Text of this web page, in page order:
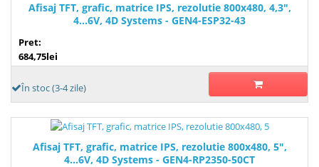
Afisaj TFT, grafic, matrice IPS, rezolutie 800x480, 4,3",
4...6V, 4D Systems - GEN4-ESP32-43
Pret:
684,75lei
În stoc (3-4 zile)
Afisaj TFT, grafic, matrice IPS, rezolutie 800x480, 5",
4...6V, 4D Systems - GEN4-RP2350-50CT